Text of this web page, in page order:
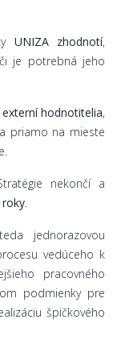
UNIZA zhodnotí,
je potrebná jeho
externí hodnotitelia,
priamo na mieste
nekončí a
jednorazovou
vedúceho k
pracovného
podmienky pre
špičkového